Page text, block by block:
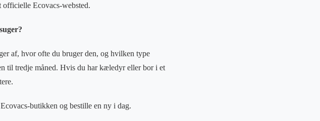
Ecovacs-websted.
af, hvor ofte du bruger den, og hvilken type
til tredje måned. Hvis du har kæledyr eller bor i et
butikken og bestille en ny i dag.